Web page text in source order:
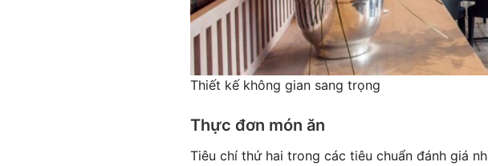
Thiết kế không gian sang trọng
Thực đơn món ăn
Tiêu chí thứ hai trong các tiêu chuẩn đánh giá